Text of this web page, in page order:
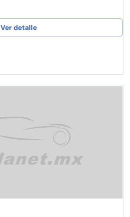
Ver detalle